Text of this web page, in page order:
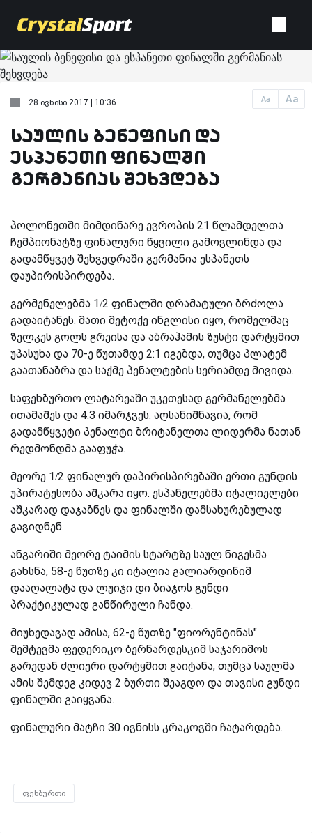
Aa Aa
28 ივნისი 2017 | 10:36
საულის ბენეფისი და
ესპანეთი ფინალში
გერმანიას შეხვდება
პოლონეთში მიმდინარე ევროპის 21 წლამდელთა
ჩემპიონატზე ფინალური წყვილი გამოვლინდა და
გადამწყვეტ შეხვედრაში გერმანია ესპანეთს
დაუპირისპირდება.
გერმენელებმა 1/2 ფინალში დრამატული ბრძოლა
გადაიტანეს. მათი მეტოქე ინგლისი იყო, რომელმაც
ზელკეს გოლს გრეისა და აბრაჰამის ზუსტი დარტყმით
უპასუხა და 70-ე წუთამდე 2:1 იგებდა, თუმცა პლატემ
გაათანაბრა და საქმე პენალტების სერიამდე მივიდა.
საფეხბურთო ლატარეაში უკეთესად გერმანელებმა
ითამაშეს და 4:3 იმარჯვეს. აღსანიშნავია, რომ
გადამწყვეტი პენალტი ბრიტანელთა ლიდერმა ნათან
რედმონდმა გააფუჭა.
მეორე 1/2 ფინალურ დაპირისპირებაში ერთი გუნდის
უპირატესობა აშკარა იყო. ესპანელებმა იტალიელები
აშკარად დაჯაბნეს და ფინალში დამსახურებულად
გავიდნენ.
ანგარიში მეორე ტაიმის სტარტზე საულ ნიგესმა
გახსნა, 58-ე წუთზე კი იტალია გალიარდინიმ
დააღალატა და ლუიჯი დი ბიაჯოს გუნდი
პრაქტიკულად განწირული ჩანდა.
მიუხედავად ამისა, 62-ე წუთზე "ფიორენტინას"
შემტევმა ფედერიკო ბერნარდესკიმ საჯარიმოს
გარედან ძლიერი დარტყმით გაიტანა, თუმცა საულმა
ამის შემდეგ კიდევ 2 ბურთი შეაგდო და თავისი გუნდი
ფინალში გაიყვანა.
ფინალური მატჩი 30 ივნისს კრაკოვში ჩატარდება.
ფეხბურთი